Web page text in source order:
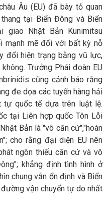
Âu (EU) đã bày tỏ quan
tại Biển Đông và Biển
giao Nhật Bản Kunimitsu
mạnh mẽ đối với bất kỳ nỗ
đổi hiện trạng bằng vũ lực,
Trưởng Phái đoàn EU
cũng cảnh báo rằng
đe dọa các tuyến hàng hải
tự quốc tế dựa trên luật lệ.
tại Liên hợp quốc Tôn Lỗi
Bản là "vô căn cứ","hoàn
cho rằng đại diện EU nên
ngôn thiếu căn cứ và vô
khẳng định tình hình ở
chung vẫn ổn định và Biển
vận chuyển tự do nhất